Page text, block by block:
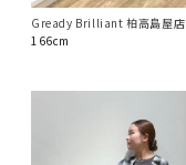
Gready Brilliant 柏高島屋店
166cm